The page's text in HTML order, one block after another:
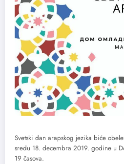
Svetski dan arapskog jezika biće
sredu 18. decembra 2019. godine u
19 časova.